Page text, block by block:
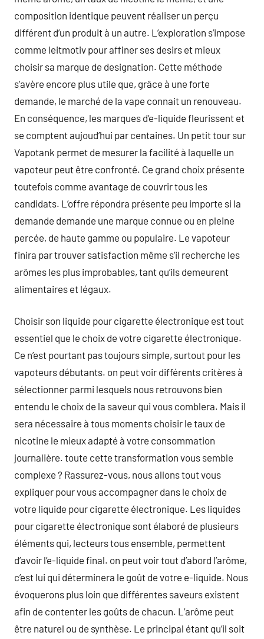
composition identique peuvent réaliser un perçu
différent d’un produit à un autre. L’exploration s’impose
comme leitmotiv pour affiner ses desirs et mieux
choisir sa marque de designation. Cette méthode
s’avère encore plus utile que, grâce à une forte
demande, le marché de la vape connait un renouveau.
En conséquence, les marques d’e-liquide fleurissent et
se comptent aujoud’hui par centaines. Un petit tour sur
Vapotank permet de mesurer la facilité à laquelle un
vapoteur peut être confronté. Ce grand choix présente
toutefois comme avantage de couvrir tous les
candidats. L’offre répondra présente peu importe si la
demande demande une marque connue ou en pleine
percée, de haute gamme ou populaire. Le vapoteur
finira par trouver satisfaction même s’il recherche les
arômes les plus improbables, tant qu’ils demeurent
alimentaires et légaux.
Choisir son liquide pour cigarette électronique est tout
essentiel que le choix de votre cigarette électronique.
Ce n’est pourtant pas toujours simple, surtout pour les
vapoteurs débutants. on peut voir différents critères à
sélectionner parmi lesquels nous retrouvons bien
entendu le choix de la saveur qui vous comblera. Mais il
sera nécessaire à tous moments choisir le taux de
nicotine le mieux adapté à votre consommation
journalière. toute cette transformation vous semble
complexe ? Rassurez-vous, nous allons tout vous
expliquer pour vous accompagner dans le choix de
votre liquide pour cigarette électronique. Les liquides
pour cigarette électronique sont élaboré de plusieurs
éléments qui, lecteurs tous ensemble, permettent
d’avoir l’e-liquide final. on peut voir tout d’abord l’arôme,
c’est lui qui déterminera le goût de votre e-liquide. Nous
évoquerons plus loin que différentes saveurs existent
afin de contenter les goûts de chacun. L’arôme peut
être naturel ou de synthèse. Le principal étant qu’il soit